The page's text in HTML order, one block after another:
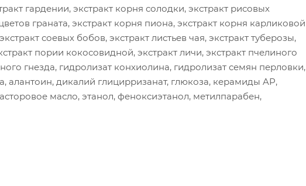
гардении, экстракт корня солодки, экстракт рисовых
граната, экстракт корня пиона, экстракт корня карликовой
соевых бобов, экстракт листьев чая, экстракт туберозы,
пории кокосовидной, экстракт личи, экстракт пчелиного
гнезда, гидролизат конхиолина, гидролизат семян перловки,
алантоин, дикалий глицирризанат, глюкоза, керамиды AP,
масло, этанол, феноксиэтанол, метилпарабен,